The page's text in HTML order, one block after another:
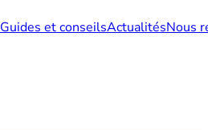
Guides et conseilsActualitésNous